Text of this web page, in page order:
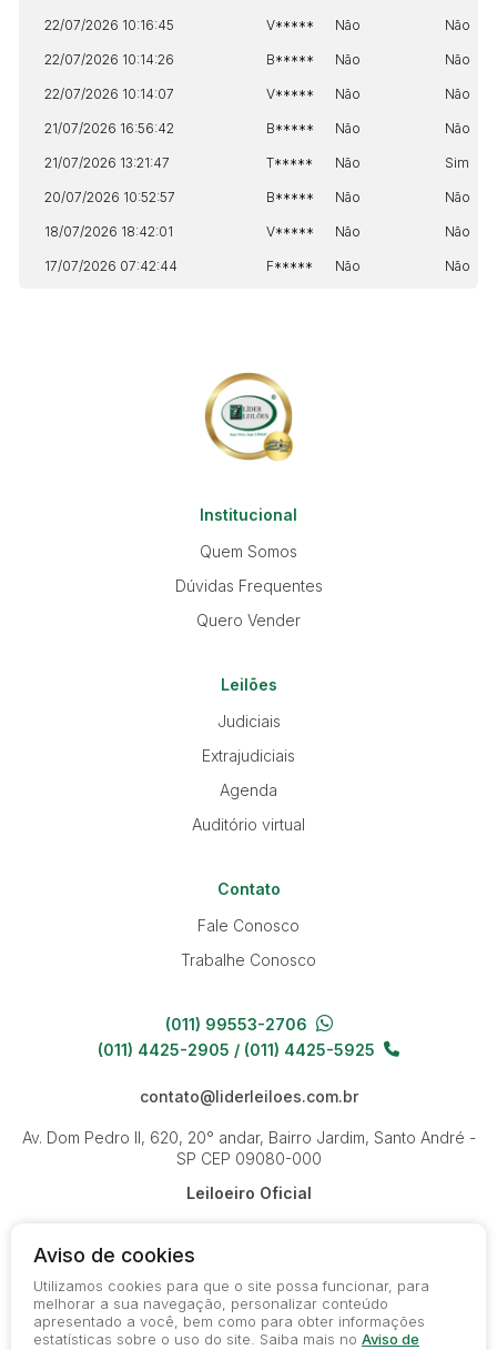
22/07/2026 10:16:45 V***** Não Não
22/07/2026 10:14:26 B***** Não Não
22/07/2026 10:14:07 V***** Não Não
21/07/2026 16:56:42 B***** Não Não
21/07/2026 13:21:47 T***** Não Sim
20/07/2026 10:52:57 B***** Não Não
18/07/2026 18:42:01 V***** Não Não
17/07/2026 07:42:44 F***** Não Não
Institucional
Quem Somos
Dúvidas Frequentes
Quero Vender
Leilões
Judiciais
Extrajudiciais
Agenda
Auditório virtual
Contato
Fale Conosco
Trabalhe Conosco
(011) 99553-2706
(011) 4425-2905 / (011) 4425-5925
contato@liderleiloes.com.br
Av. Dom Pedro II, 620, 20° andar, Bairro Jardim, Santo André -
SP CEP 09080-000
Leiloeiro Oficial
© 2026-present - Todos os direitos reservados
Aviso de cookies
Utilizamos cookies para que o site possa funcionar, para
melhorar a sua navegação, personalizar conteúdo
apresentado a você, bem como para obter informações
estatísticas sobre o uso do site. Saiba mais no Aviso de